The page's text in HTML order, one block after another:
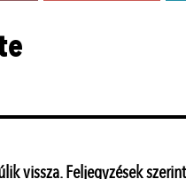
vissza. Feljegyzések